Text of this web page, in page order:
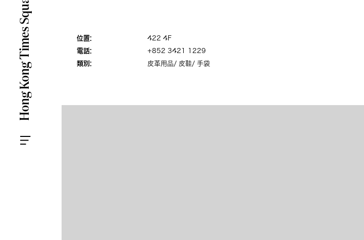
位置:
422 4F
電話:
+852 3421 1229
類別:
皮革用品/ 皮鞋/ 手袋